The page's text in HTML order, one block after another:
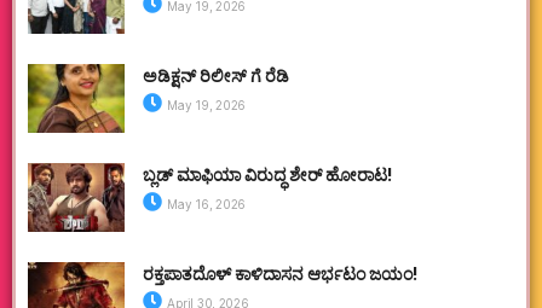
May 19, 2026
ಅಡಿಕ್ಷನ್ ರಿಲೀಸ್ ಗೆ ರೆಡಿ
May 19, 2026
ಬ್ಲಡ್ ಮಾಫಿಯಾ ವಿರುದ್ಧ ಶೇರ್ ಹೋರಾಟ!
May 16, 2026
ರಕ್ತಪಾತದೊಳ್ ಕಾಳಿದಾಸನ ಆರ್ಭಟಂ ಜಯಂ!
April 30, 2026